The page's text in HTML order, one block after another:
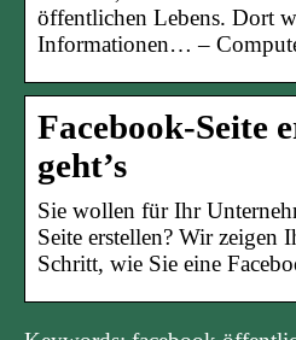
öffentlichen Lebens. Dort
Informationen… –
Facebook-Seite
geht’s
Sie wollen für Ihr
Seite erstellen? Wir zeigen
Schritt, wie Sie eine